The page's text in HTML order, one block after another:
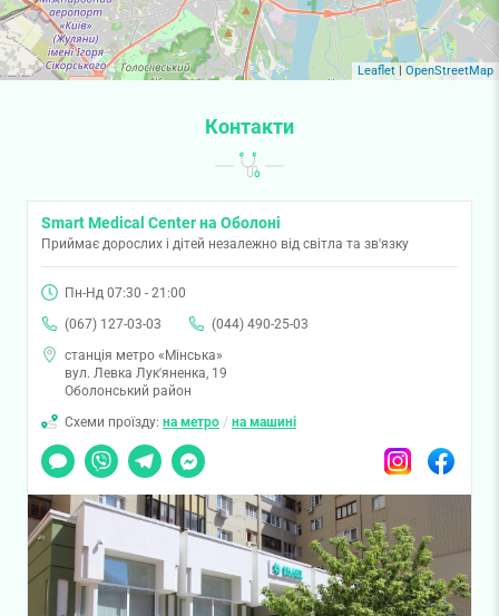
Leaflet| OpenStreetMap
Контакти
Smart Medical Center на Оболоні
Приймає дорослих і дітей незалежно від світла та зв'язку
Пн-Нд 07:30 - 21:00
(067) 127-03-03
(044) 490-25-03
станція метро «Мінська»
вул. Левка Лук'яненка, 19
Оболонський район
Схеми проїзду: на метро / на машині
Чат
Viber TelegramMessenger InstagramFacebook